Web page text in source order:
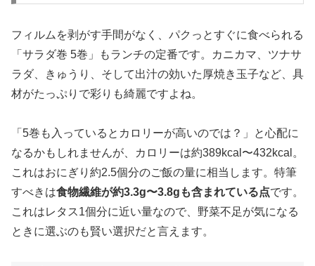
フィルムを剥がす手間がなく、パクっとすぐに食べられる
「サラダ巻 5巻」もランチの定番です。カニカマ、ツナサ
ラダ、きゅうり、そして出汁の効いた厚焼き玉子など、具
材がたっぷりで彩りも綺麗ですよね。
「5巻も入っているとカロリーが高いのでは？」と心配に
なるかもしれませんが、カロリーは約389kcal〜432kcal。
これはおにぎり約2.5個分のご飯の量に相当します。特筆
すべきは食物繊維が約3.3g〜3.8gも含まれている点です。
これはレタス1個分に近い量なので、野菜不足が気になる
ときに選ぶのも賢い選択だと言えます。